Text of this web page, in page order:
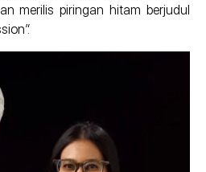
merilis piringan hitam berjudul